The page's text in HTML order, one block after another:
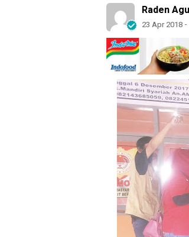
Raden
23 Apr 2018 -